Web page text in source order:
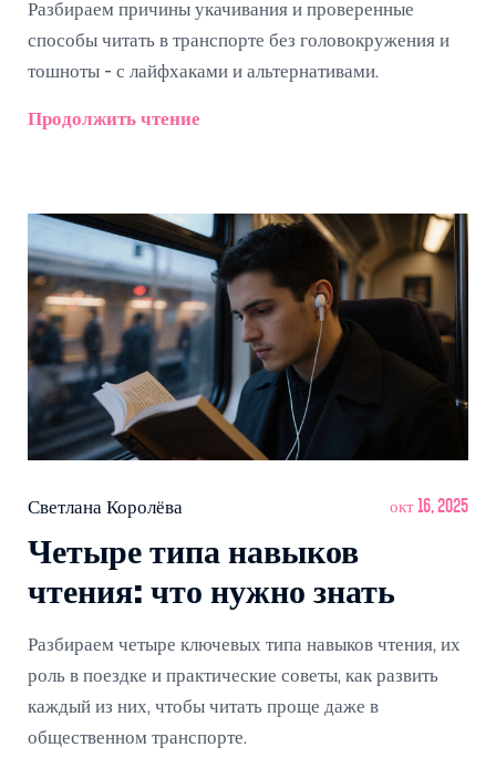
Разбираем причины укачивания и проверенные
способы читать в транспорте без головокружения и
тошноты - с лайфхаками и альтернативами.
Продолжить чтение
Светлана Королёва окт 16, 2025
Четыре типа навыков
чтения: что нужно знать
Разбираем четыре ключевых типа навыков чтения, их
роль в поездке и практические советы, как развить
каждый из них, чтобы читать проще даже в
общественном транспорте.